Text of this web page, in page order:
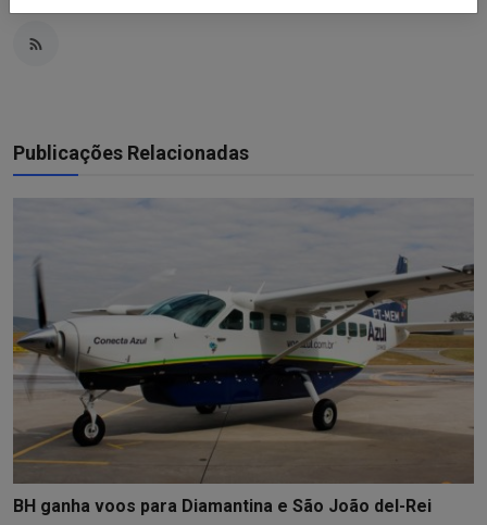
Publicações Relacionadas
BH ganha voos para Diamantina e São João del-Rei